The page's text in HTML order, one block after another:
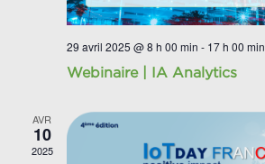
29 avril 2025 @ 8 h 00 min - 17 h 00 min
Webinaire | IA Analytics
AVR
10
2025